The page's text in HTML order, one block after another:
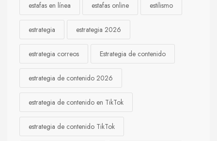
estafas en línea estafas online estilismo
estrategia estrategia 2026
estrategia correos Estrategia de contenido
estrategia de contenido 2026
estrategia de contenido en TikTok
estrategia de contenido TikTok